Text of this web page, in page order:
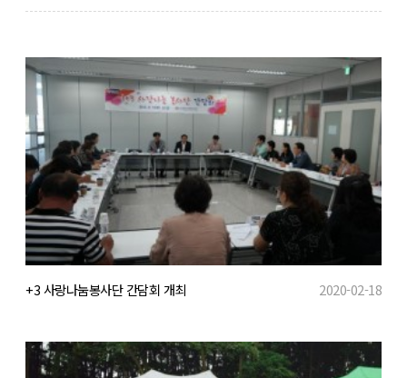
+3 사랑나눔봉사단 간담회 개최 2020-02-18